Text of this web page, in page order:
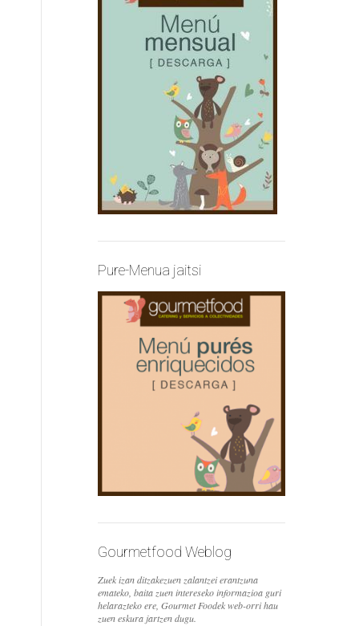
Pure-Menua jaitsi
Gourmetfood Weblog
Zuek izan ditzakezuen zalantzei erantzuna
emateko, baita zuen intereseko informazioa guri
helarazteko ere, Gourmet Foodek web-orri hau
zuen eskura jartzen dugu.